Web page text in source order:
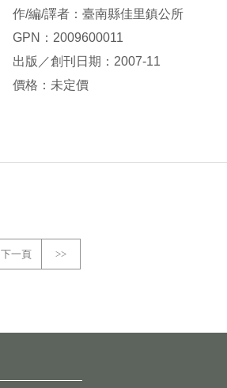
作/編/譯者：臺南縣佳里鎮公所
GPN：2009600011
出版／創刊日期：2007-11
價格：未定價
下一頁 >>